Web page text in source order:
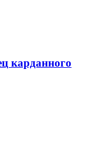
карданного